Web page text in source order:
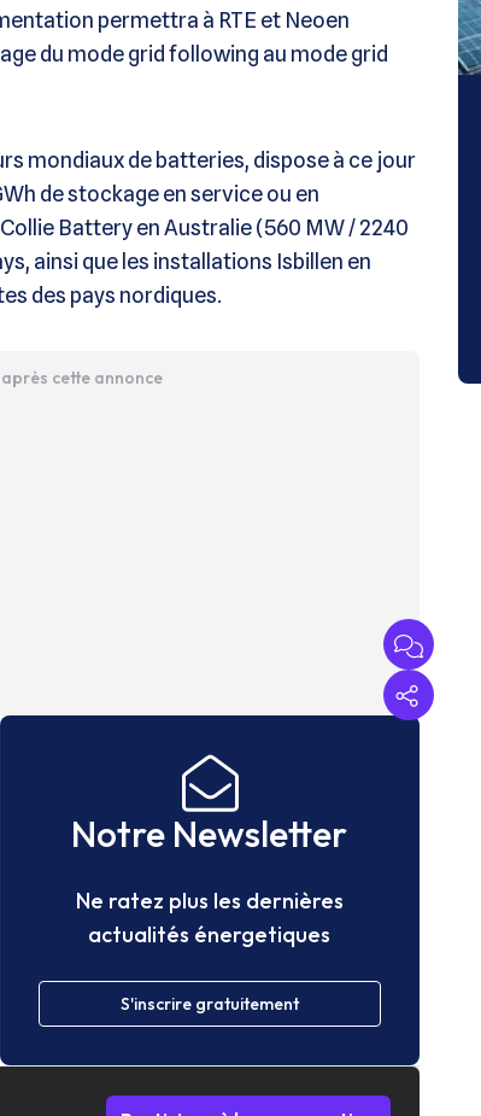
permettra à RTE et Neoen
du mode grid following au mode grid
mondiaux de batteries, dispose à ce jour
de stockage en service ou en
Battery en Australie (560 MW / 2240
ainsi que les installations Isbillen en
des pays nordiques.
cette annonce
Notre Newsletter
Ne ratez plus les dernières
actualités énergetiques
S'inscrire gratuitement